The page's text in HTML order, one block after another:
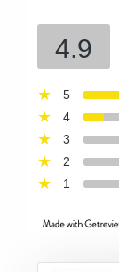
4.9
5
4
3
2
1